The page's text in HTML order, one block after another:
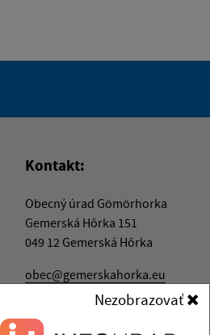
Nezobrazovať
Kontakt:
Obecný úrad Gömörhorka
Gemerská Hôrka 151
049 12 Gemerská Hôrka
obec@gemerskahorka.eu
+421 58 7921 225
IČO: 00328219